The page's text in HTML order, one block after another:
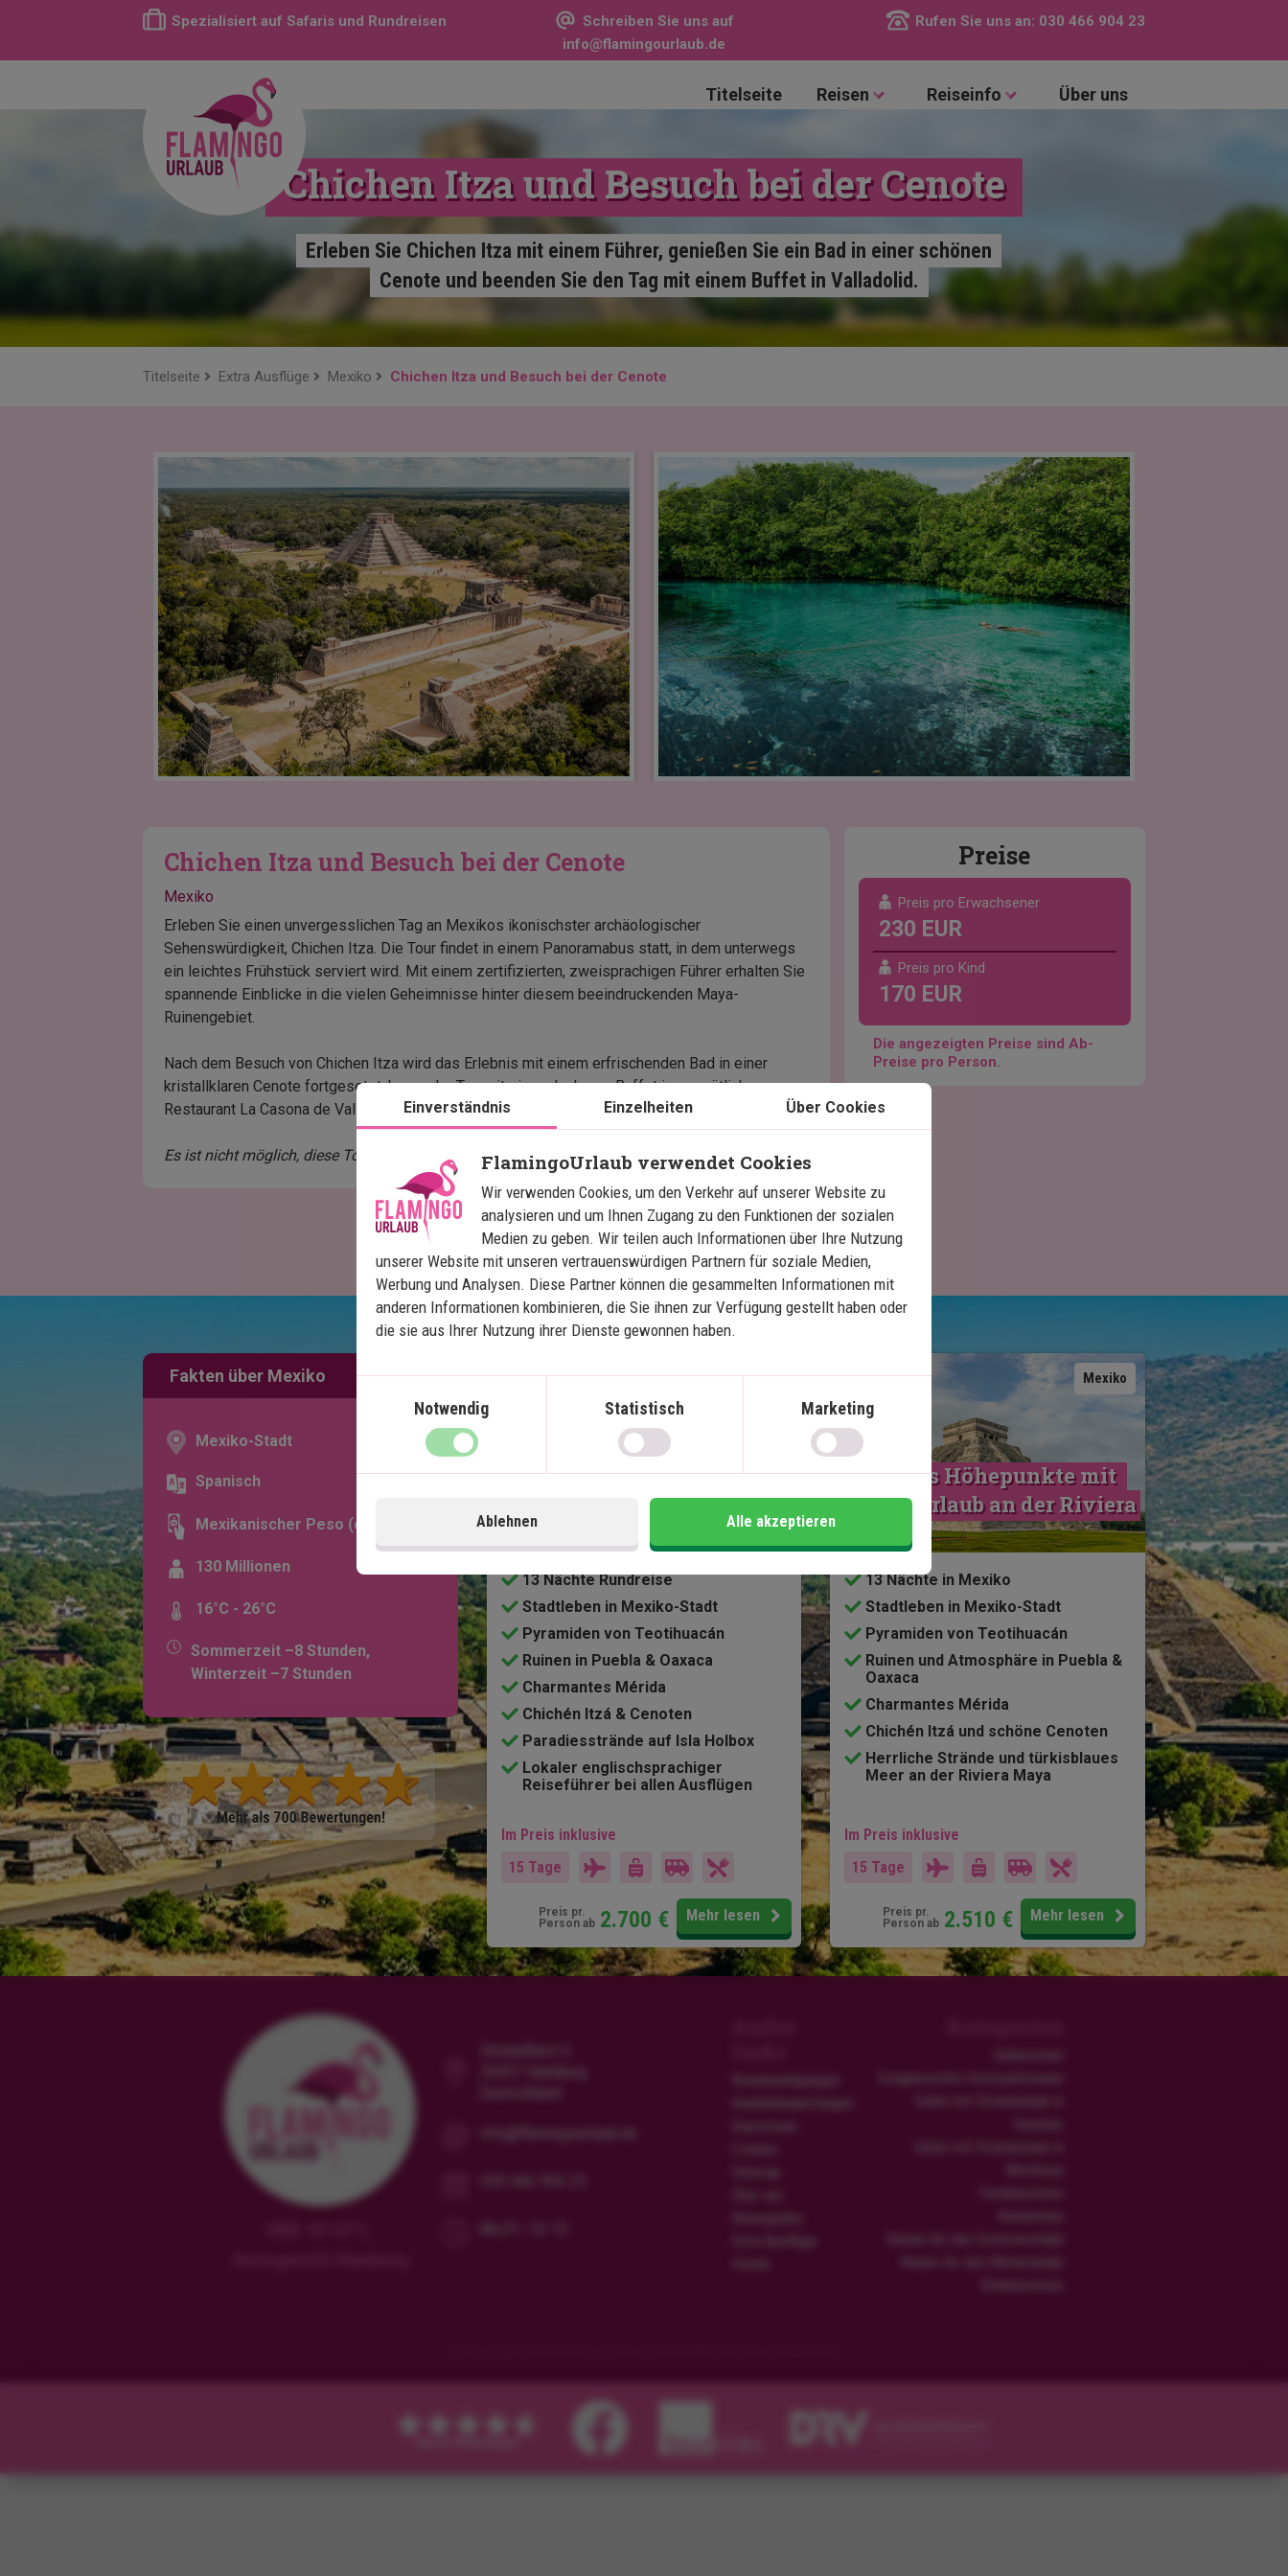
Spezialisiert auf Safaris und Rundreisen
Schreiben Sie uns auf
info@flamingourlaub.de
Rufen Sie uns an: 030 466 904 23
Titelseite Reisen Reiseinfo Über uns
Chichen Itza und Besuch bei der Cenote
Erleben Sie Chichen Itza mit einem Führer, genießen Sie ein Bad in einer schönen
Cenote und beenden Sie den Tag mit einem Buffet in Valladolid.
Titelseite Extra Ausflüge Mexiko Chichen Itza und Besuch bei der Cenote
Chichen Itza und Besuch bei der Cenote
Mexiko
Erleben Sie einen unvergesslichen Tag an Mexikos ikonischster archäologischer
Sehenswürdigkeit, Chichen Itza. Die Tour findet in einem Panoramabus statt, in dem unterwegs
ein leichtes Frühstück serviert wird. Mit einem zertifizierten, zweisprachigen Führer erhalten Sie
spannende Einblicke in die vielen Geheimnisse hinter diesem beeindruckenden Maya-
Ruinengebiet.
Nach dem Besuch von Chichen Itza wird das Erlebnis mit einem erfrischenden Bad in einer
kristallklaren Cenote fortgesetzt, bevor der Tag mit einem leckeren Buffet im gemütlichen
Restaurant La Casona de Valladolid abgerundet wird.
Es ist nicht möglich, diese Tour am Sonntag zu unternehmen.
Preise
Preis pro Erwachsener
230 EUR
Preis pro Kind
170 EUR
Die angezeigten Preise sind Ab-
Preise pro Person.
Fakten über Mexiko
Mexiko-Stadt
Spanisch
Mexikanischer Peso (¢)
130 Millionen
16°C - 26°C
Sommerzeit –8 Stunden,
Winterzeit –7 Stunden
Mexiko
Karte ansehen
Mexikos Höhepunkte mit
Strandurlaub auf Isla
Holbox
13 Nächte Rundreise
Stadtleben in Mexiko-Stadt
Pyramiden von Teotihuacán
Ruinen in Puebla & Oaxaca
Charmantes Mérida
Chichén Itzá & Cenoten
Paradiesstrände auf Isla Holbox
Lokaler englischsprachiger
Reiseführer bei allen Ausflügen
Im Preis inklusive
15 Tage
Preis pr.
Person ab 2.700 € Mehr lesen
Mexiko
Karte ansehen
Mexikos Höhepunkte mit
Strandurlaub an der Riviera
13 Nächte in Mexiko
Stadtleben in Mexiko-Stadt
Pyramiden von Teotihuacán
Ruinen und Atmosphäre in Puebla &
Oaxaca
Charmantes Mérida
Chichén Itzá und schöne Cenoten
Herrliche Strände und türkisblaues
Meer an der Riviera Maya
Im Preis inklusive
15 Tage
Preis pr.
Person ab 2.510 € Mehr lesen
Einverständnis Einzelheiten Über Cookies
FlamingoUrlaub verwendet Cookies
Wir verwenden Cookies, um den Verkehr auf unserer Website zu
analysieren und um Ihnen Zugang zu den Funktionen der sozialen
Medien zu geben. Wir teilen auch Informationen über Ihre Nutzung
unserer Website mit unseren vertrauenswürdigen Partnern für soziale Medien,
Werbung und Analysen. Diese Partner können die gesammelten Informationen mit
anderen Informationen kombinieren, die Sie ihnen zur Verfügung gestellt haben oder
die sie aus Ihrer Nutzung ihrer Dienste gewonnen haben.
Notwendig Statistisch Marketing
Ablehnen Alle akzeptieren